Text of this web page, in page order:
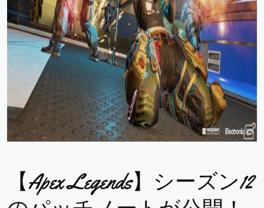
【Apex Legends】シーズン12